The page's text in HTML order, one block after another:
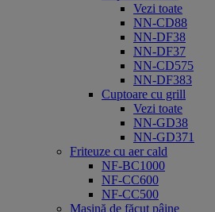
Vezi toate
NN-CD88
NN-DF38
NN-DF37
NN-CD575
NN-DF383
Cuptoare cu grill
Vezi toate
NN-GD38
NN-GD371
Friteuze cu aer cald
NF-BC1000
NF-CC600
NF-CC500
Maşină de făcut pâine